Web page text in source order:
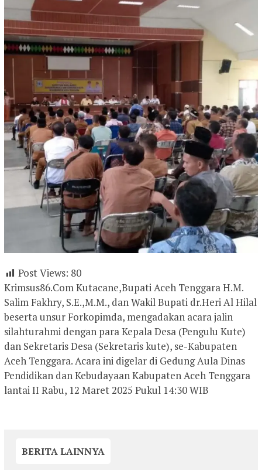
Post Views: 80
Krimsus86.Com Kutacane,Bupati Aceh Tenggara H.M.
Salim Fakhry, S.E.,M.M., dan Wakil Bupati dr.Heri Al Hilal
beserta unsur Forkopimda, mengadakan acara jalin
silahturahmi dengan para Kepala Desa (Pengulu Kute)
dan Sekretaris Desa (Sekretaris kute), se-Kabupaten
Aceh Tenggara. Acara ini digelar di Gedung Aula Dinas
Pendidikan dan Kebudayaan Kabupaten Aceh Tenggara
lantai II Rabu, 12 Maret 2025 Pukul 14:30 WIB
BERITA LAINNYA